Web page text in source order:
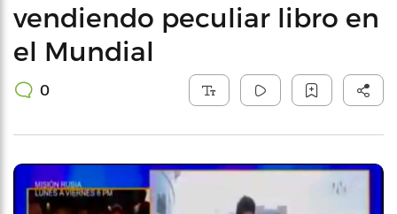
vendiendo peculiar libro en
el Mundial
0